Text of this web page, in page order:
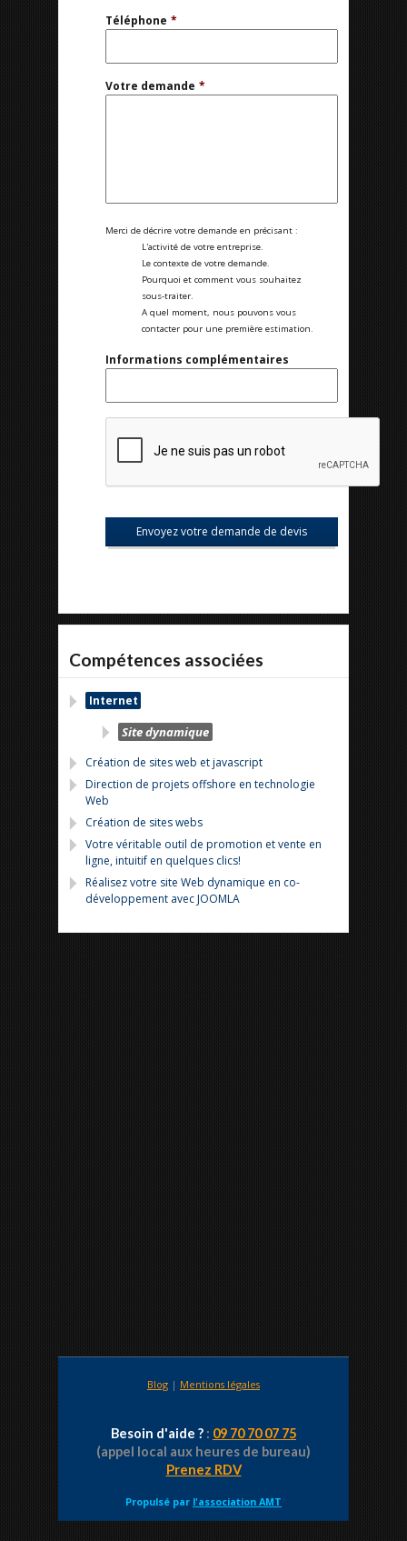
Téléphone *
Votre demande *
Merci de décrire votre demande en précisant :
L'activité de votre entreprise.
Le contexte de votre demande.
Pourquoi et comment vous souhaitez
sous-traiter.
A quel moment, nous pouvons vous
contacter pour une première estimation.
Informations complémentaires
Compétences associées
Internet
Site dynamique
Création de sites web et javascript
Direction de projets offshore en technologie
Web
Création de sites webs
Votre véritable outil de promotion et vente en
ligne, intuitif en quelques clics!
Réalisez votre site Web dynamique en co-
développement avec JOOMLA
Blog | Mentions légales
Besoin d'aide ? : 09 70 70 07 75
(appel local aux heures de bureau)
Prenez RDV
Propulsé par l'association AMT